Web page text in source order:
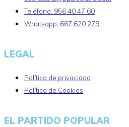
Teléfono: 956 40 47 60
Whatsapp: 667 620 279
LEGAL
Política de privacidad
Política de Cookies
EL PARTIDO POPULAR